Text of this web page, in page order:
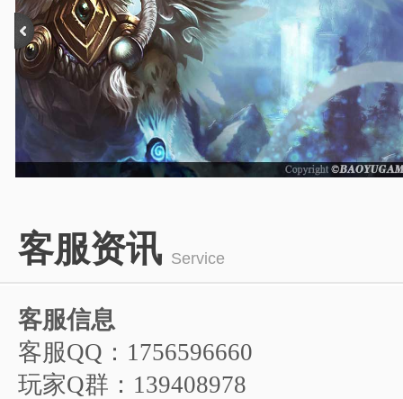
游戏人物
4
5
6
客服资讯 Service
客服信息
客服QQ：1756596660
玩家Q群：139408978